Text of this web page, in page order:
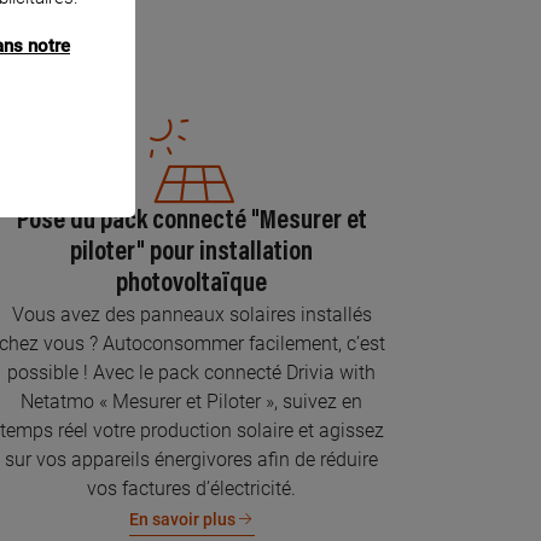
Pose du pack connecté "Mesurer et
piloter" pour installation
photovoltaïque
Vous avez des panneaux solaires installés
chez vous ? Autoconsommer facilement, c’est
possible ! Avec le pack connecté Drivia with
Netatmo « Mesurer et Piloter », suivez en
temps réel votre production solaire et agissez
sur vos appareils énergivores afin de réduire
vos factures d’électricité.
En savoir plus
notre